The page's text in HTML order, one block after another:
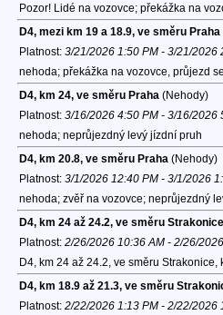
Pozor! Lidé na vozovce; překážka na
D4, mezi km 19 a 18.9, ve směru Praha
Platnost: 3/21/2026 1:50 PM - 3/21/2026
nehoda; překážka na vozovce, průjezd
D4, km 24, ve směru Praha (Nehody)
Platnost: 3/16/2026 4:50 PM - 3/16/2026
nehoda; neprůjezdný levý jízdní pruh
D4, km 20.8, ve směru Praha (Nehody)
Platnost: 3/1/2026 12:40 PM - 3/1/2026
nehoda; zvěř na vozovce; neprůjezdný
D4, km 24 až 24.2, ve směru Strakonice
Platnost: 2/26/2026 10:36 AM - 2/26/
D4, km 24 až 24.2, ve směru Strakonice,
D4, km 18.9 až 21.3, ve směru
Platnost: 2/22/2026 1:13 PM - 2/22/2026